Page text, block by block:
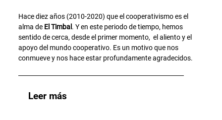
Hace diez años (2010-2020) que el cooperativismo es el
alma de El Timbal . Y en este periodo de tiempo, hemos
sentido de cerca, desde el primer momento, el aliento y el
apoyo del mundo cooperativo. Es un motivo que nos
conmueve y nos hace estar profundamente agradecidos.
Leer más